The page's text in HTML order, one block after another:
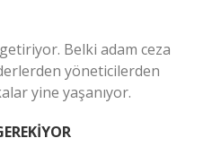
getiriyor. Belki adam ceza
yöneticilerden
yine yaşanıyor.